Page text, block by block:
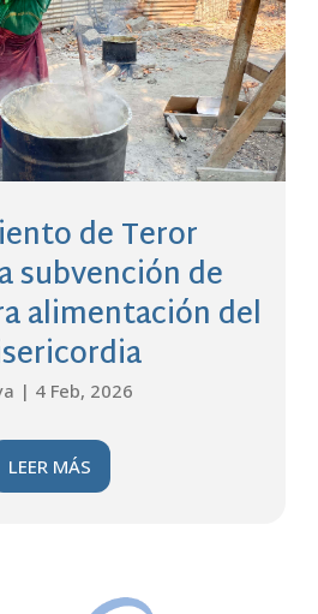
de Teror
subvención de
alimentación del
| 4 Feb, 2026
LEER MÁS